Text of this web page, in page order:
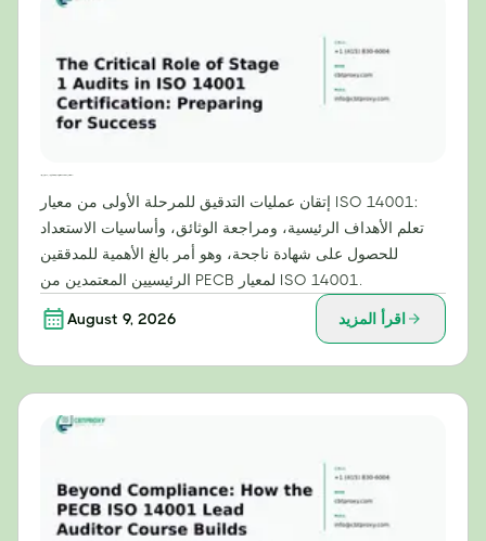
إتقان عمليات التدقيق للمرحلة الأولى من معيار ISO 14001:
تعلم الأهداف الرئيسية، ومراجعة الوثائق، وأساسيات الاستعداد
للحصول على شهادة ناجحة، وهو أمر بالغ الأهمية للمدققين
الرئيسيين المعتمدين من PECB لمعيار ISO 14001.
August 9, 2026 اقرأ المزيد